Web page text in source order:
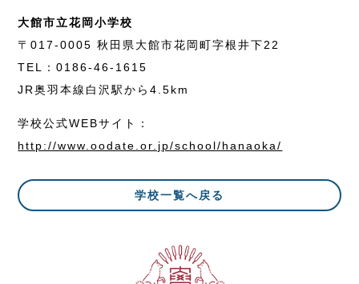
大館市立花岡小学校
〒017-0005 秋田県大館市花岡町字根井下22
TEL：0186-46-1615
JR奥羽本線白沢駅から4.5km
学校公式WEBサイト：
http://www.oodate.or.jp/school/hanaoka/
学校一覧へ戻る